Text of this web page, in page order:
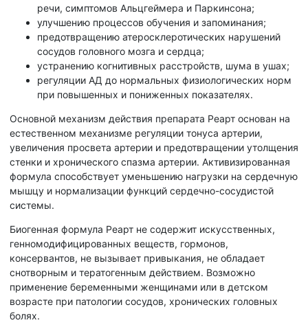
речи, симптомов Альцгеймера и Паркинсона;
улучшению процессов обучения и запоминания;
предотвращению атеросклеротических нарушений
сосудов головного мозга и сердца;
устранению когнитивных расстройств, шума в ушах;
регуляции АД до нормальных физиологических норм
при повышенных и пониженных показателях.
Основной механизм действия препарата Реарт основан на
естественном механизме регуляции тонуса артерии,
увеличения просвета артерии и предотвращении утолщения
стенки и хронического спазма артерии. Активизированная
формула способствует уменьшению нагрузки на сердечную
мышцу и нормализации функций сердечно-сосудистой
системы.
Биогенная формула Реарт не содержит искусственных,
генномодифицированных веществ, гормонов,
консервантов, не вызывает привыкания, не обладает
снотворным и тератогенным действием. Возможно
применение беременными женщинами или в детском
возрасте при патологии сосудов, хронических головных
болях.